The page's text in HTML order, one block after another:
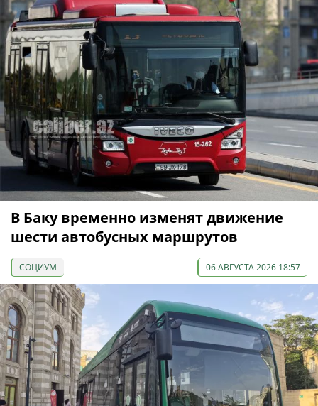
В Баку временно изменят движение
шести автобусных маршрутов
СОЦИУМ 06 АВГУСТА 2026 18:57